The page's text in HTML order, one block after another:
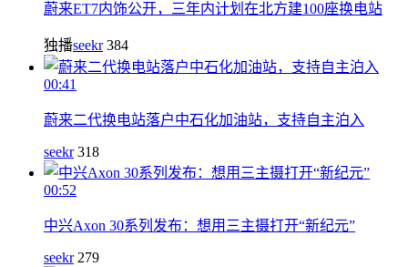
蔚来ET7内饰公开，三年内计划在北方建100座换电站
独播seekr 384
00:41
蔚来二代换电站落户中石化加油站，支持自主泊入
seekr 318
00:52
中兴Axon 30系列发布：想用三主摄打开“新纪元”
seekr 279